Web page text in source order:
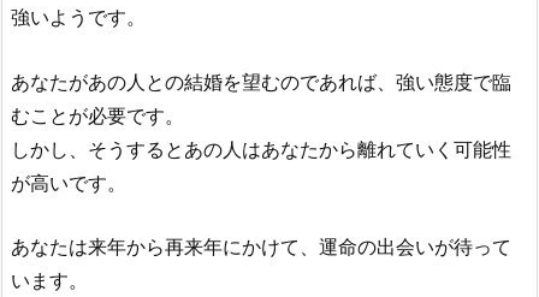
強いようです。
あなたがあの人との結婚を望むのであれば、強い態度で臨
むことが必要です。
しかし、そうするとあの人はあなたから離れていく可能性
が高いです。
あなたは来年から再来年にかけて、運命の出会いが待って
います。